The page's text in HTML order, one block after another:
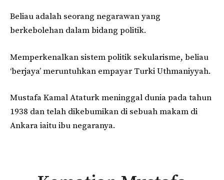
Beliau adalah seorang negarawan yang
berkebolehan dalam bidang politik.
Memperkenalkan sistem politik sekularisme, beliau
‘berjaya’ meruntuhkan empayar Turki Uthmaniyyah.
Mustafa Kamal Ataturk meninggal dunia pada tahun
1938 dan telah dikebumikan di sebuah makam di
Ankara iaitu ibu negaranya.